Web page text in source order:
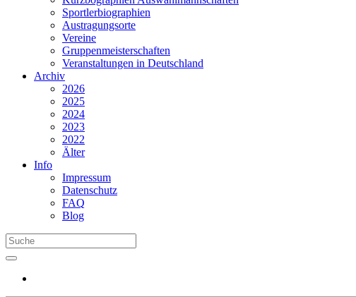
Sportlerbiographien
Austragungsorte
Vereine
Gruppenmeisterschaften
Veranstaltungen in Deutschland
Archiv
2026
2025
2024
2023
2022
Älter
Info
Impressum
Datenschutz
FAQ
Blog